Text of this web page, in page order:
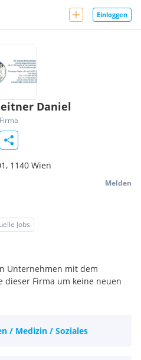
Einloggen
Daniel
Firma
1140 Wien
Melden
Jobs
Unternehmen mit dem
dieser Firma um keine neuen
/ Medizin / Soziales